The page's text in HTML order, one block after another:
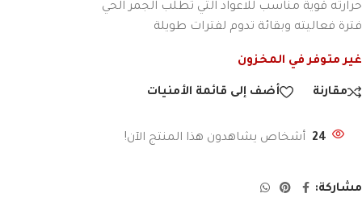
حرارته قوية مناسب للاعواد التي تطلب الجمر الحي
فترة فعاليته وبقائة تدوم لفترات طويلة
غير متوفر في المخزون
مقارنة أضف إلى قائمة الأمنيات
24 أشخاص يشاهدون هذا المنتج الآن!
مشاركة: